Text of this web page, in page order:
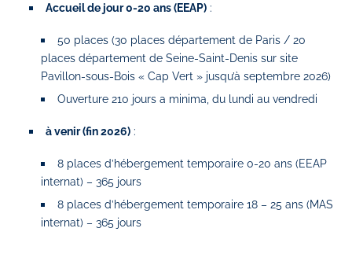
Accueil de jour 0-20 ans (EEAP):
50 places (30 places département de Paris / 20
places département de Seine-Saint-Denis sur site
Pavillon-sous-Bois « Cap Vert » jusqu’à septembre 2026)
Ouverture 210 jours a minima, du lundi au vendredi
à venir (fin 2026):
8 places d’hébergement temporaire 0-20 ans (EEAP
internat) – 365 jours
8 places d’hébergement temporaire 18 – 25 ans (MAS
internat) – 365 jours